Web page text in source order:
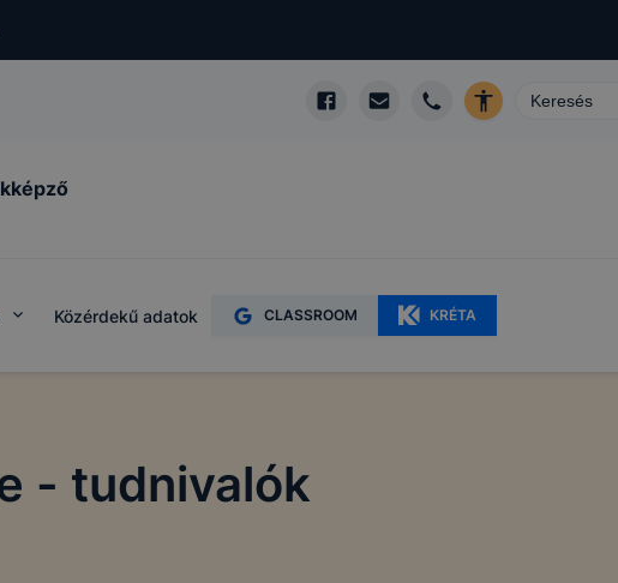
Közérdekű adatok CLASSROOM KRÉTA
- tudnivalók